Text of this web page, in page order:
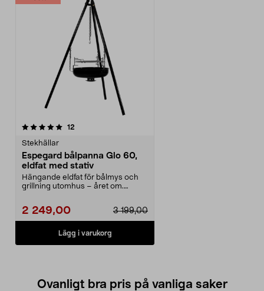
12
Stekhällar
Espegard bålpanna Glo 60,
eldfat med stativ
Hängande eldfat för bålmys och
grillning utomhus – året om.
3 199,00
2 249,00
Lägg i varukorg
Ovanligt bra pris på vanliga saker